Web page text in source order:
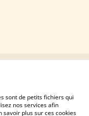
sont de petits fichiers qui
nos services afin
plus sur ces cookies